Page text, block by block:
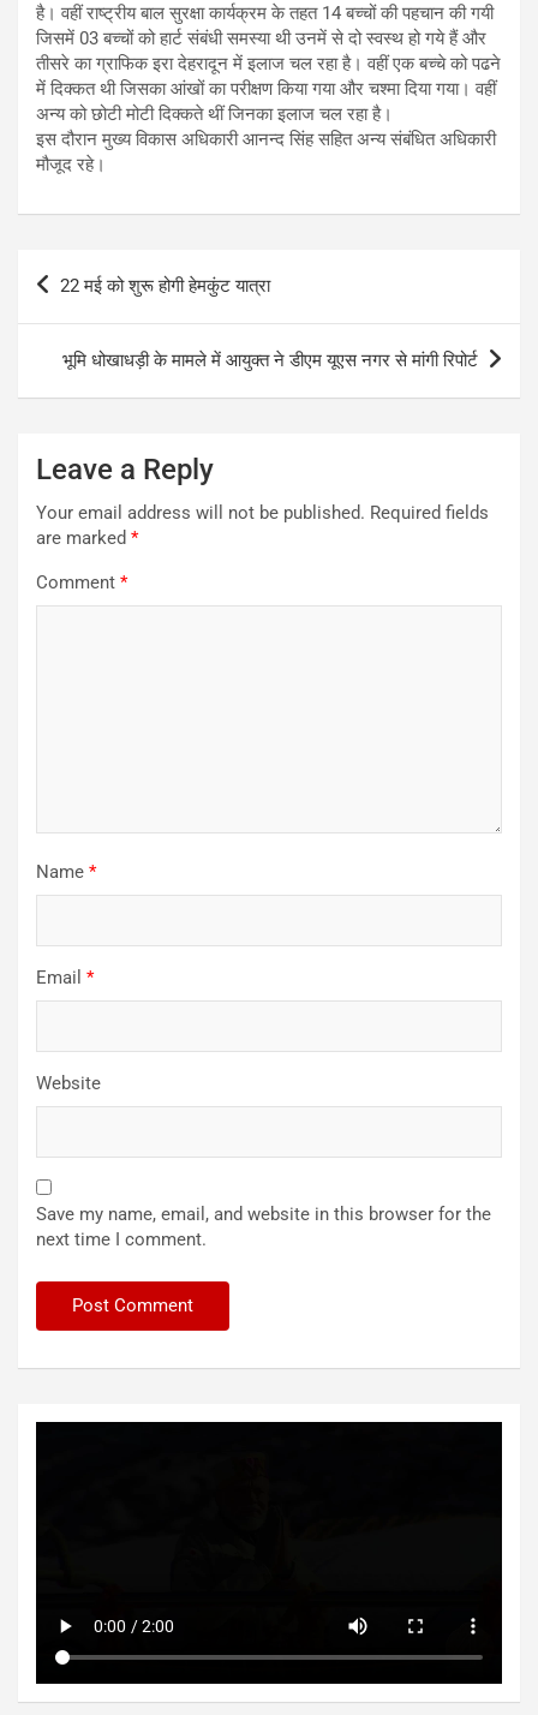
है। वहीं राष्ट्रीय बाल सुरक्षा कार्यक्रम के तहत 14 बच्चों की पहचान की गयी
जिसमें 03 बच्चों को हार्ट संबंधी समस्या थी उनमें से दो स्वस्थ हो गये हैं और
तीसरे का ग्राफिक इरा देहरादून में इलाज चल रहा है। वहीं एक बच्चे को पढने
में दिक्कत थी जिसका आंखों का परीक्षण किया गया और चश्मा दिया गया। वहीं
अन्य को छोटी मोटी दिक्कते थीं जिनका इलाज चल रहा है।
इस दौरान मुख्य विकास अधिकारी आनन्द सिंह सहित अन्य संबंधित अधिकारी
मौजूद रहे।
Post
navigation
22 मई को शुरू होगी हेमकुंट यात्रा
भूमि धोखाधड़ी के मामले में आयुक्त ने डीएम यूएस नगर से मांगी रिपोर्ट
Leave a Reply
Your email address will not be published. Required fields
are marked *
Comment *
Name *
Email *
Website
Save my name, email, and website in this browser for the
next time I comment.